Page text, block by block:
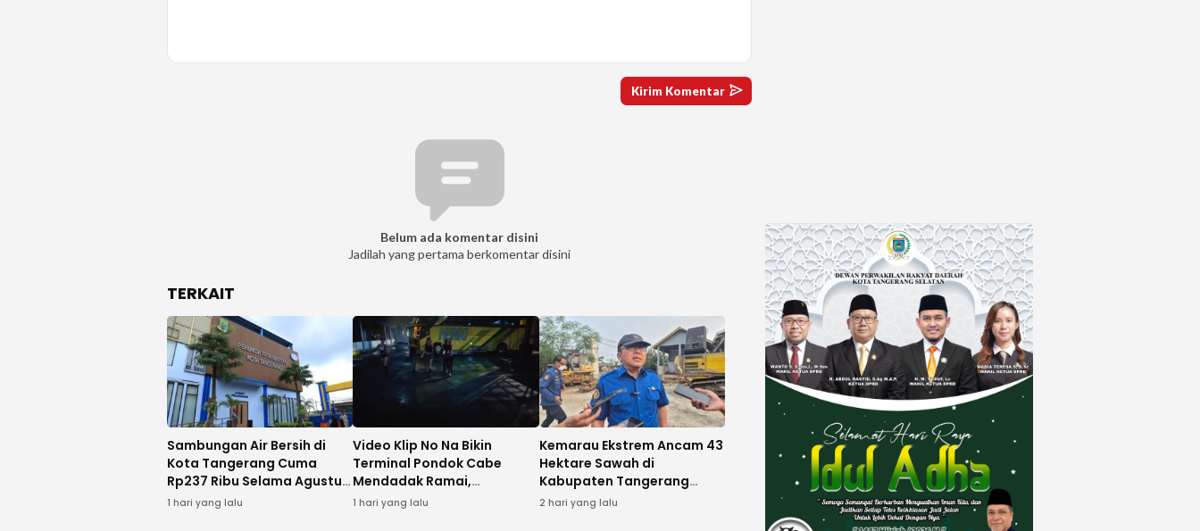
Belum ada komentar disini
Jadilah yang pertama berkomentar disini
TERKAIT
Sambungan Air Bersih di
Kota Tangerang Cuma
Rp237 Ribu Selama Agustus,
Ini Syaratnya
1 hari yang lalu
Video Klip No Na Bikin
Terminal Pondok Cabe
Mendadak Ramai,
Pedagang hingga Jukir Ikut
1 hari yang lalu
Kemarau Ekstrem Ancam 43
Hektare Sawah di
Kabupaten Tangerang
Gagal Panen
2 hari yang lalu